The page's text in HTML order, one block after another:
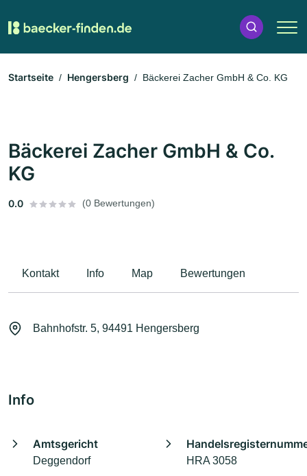
Startseite Hengersberg Bäckerei Zacher GmbH & Co. KG
Bäckerei Zacher GmbH & Co.
KG
0.0 (0 Bewertungen)
Kontakt Info Map Bewertungen
Bahnhofstr. 5, 94491 Hengersberg
Info
Amtsgericht
Deggendorf HRA 3058